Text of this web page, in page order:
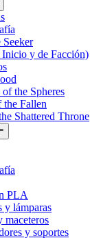
Seeker
Inicio y de Facción)
the Spheres
Fallen
Shattered Throne
PLA
y lámparas
maceteros
y soportes